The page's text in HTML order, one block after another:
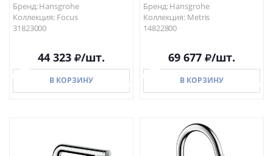
Бренд: Hansgrohe
Коллекция: Focus
31823000
44 323 /шт.
В КОРЗИНУ
В КОРЗИНУ
Бренд: Hansgrohe
Коллекция: Metris
14822800
69 677 /шт.
В КОРЗИНУ
В КОРЗИНУ